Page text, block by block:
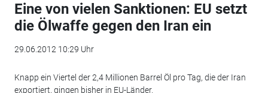
Eine von vielen Sanktionen: EU setzt
die Ölwaffe gegen den Iran ein
29.06.2012 10:29 Uhr
Knapp ein Viertel der 2,4 Millionen Barrel Öl pro Tag, die der Iran
exportiert, gingen bisher in EU-Länder.